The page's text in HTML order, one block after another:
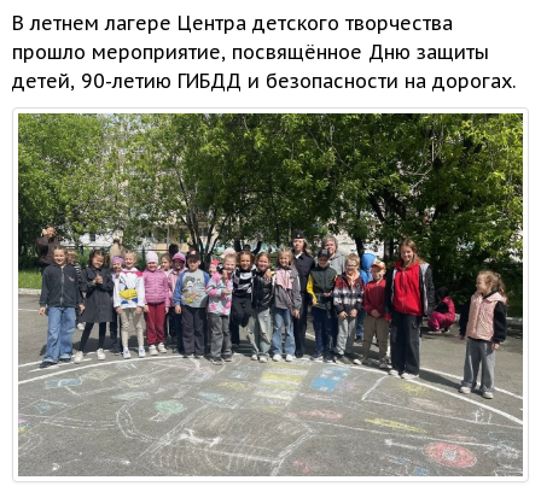
В летнем лагере Центра детского творчества
прошло мероприятие, посвящённое Дню защиты
детей, 90-летию ГИБДД и безопасности на дорогах.